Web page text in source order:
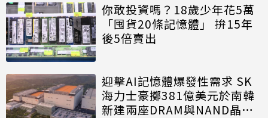
你敢投資嗎？18歲少年花5萬
「囤貨20條記憶體」 拚15年
後5倍賣出
迎擊AI記憶體爆發性需求 SK
海力士豪擲381億美元於南韓
新建兩座DRAM與NAND晶圓